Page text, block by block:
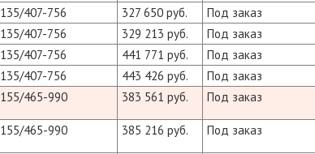
135/407-756 327 650 руб.
Под заказ
135/407-756 329 213 руб.
Под заказ
135/407-756 441 771 руб.
Под заказ
135/407-756 443 426 руб.
Под заказ
155/465-990 383 561 руб. Под заказ
155/465-990 385 216 руб. Под заказ